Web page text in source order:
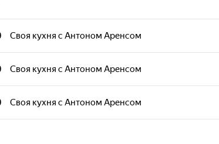
Своя кухня с Антоном Аренсом
Своя кухня с Антоном Аренсом
Своя кухня с Антоном Аренсом